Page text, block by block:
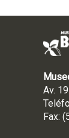
Av.
Fax: